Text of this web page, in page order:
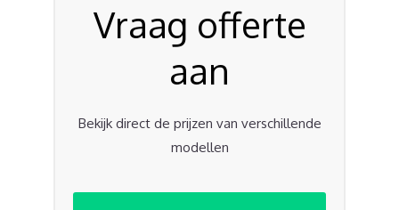
Vraag offerte
aan
Bekijk direct de prijzen van verschillende
modellen